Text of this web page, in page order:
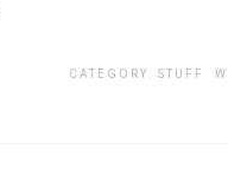
CATEGORY: STUFF